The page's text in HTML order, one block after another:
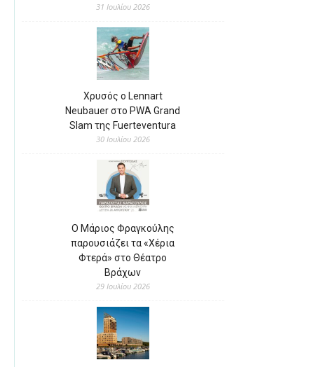
31 Ιουλίου 2026
Χρυσός ο Lennart
Neubauer στο PWA Grand
Slam της Fuerteventura
30 Ιουλίου 2026
Ο Μάριος Φραγκούλης
παρουσιάζει τα «Χέρια
Φτερά» στο Θέατρο
Βράχων
29 Ιουλίου 2026